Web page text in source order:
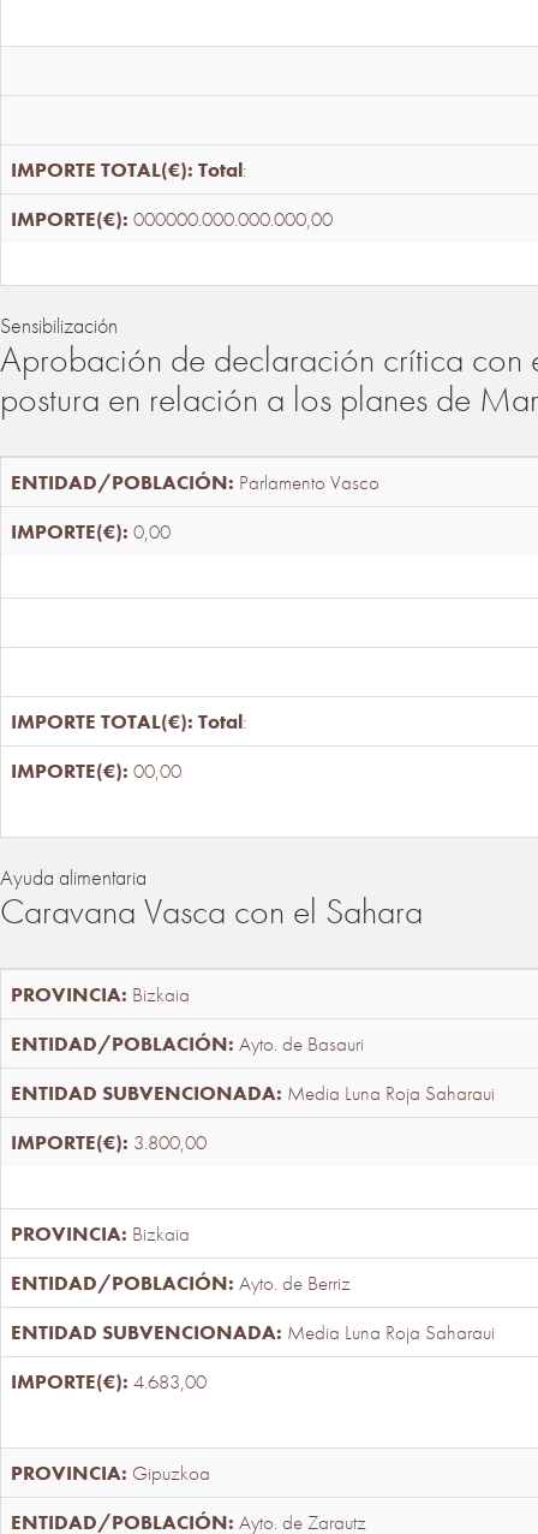
Total:
000000.000.000.000,00
Sensibilización
Aprobación de declaración crítica con
postura en relación a los planes de
Parlamento Vasco
0,00
Total:
00,00
Ayuda alimentaria
Caravana Vasca con el Sahara
Bizkaia
Ayto. de Basauri
Media Luna Roja Saharaui
3.800,00
Bizkaia
Ayto. de Berriz
Media Luna Roja Saharaui
4.683,00
Gipuzkoa
Ayto. de Zarautz